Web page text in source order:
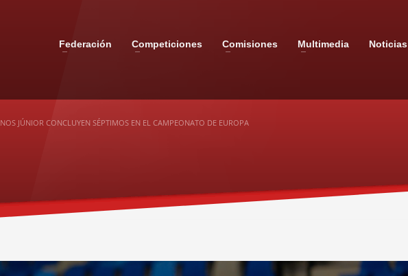
Federación Competiciones Comisiones Multimedia Noticias
JÚNIOR CONCLUYEN SÉPTIMOS EN EL CAMPEONATO DE EUROPA